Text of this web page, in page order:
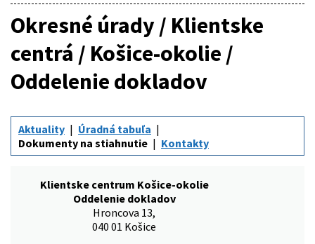
Okresné úrady / Klientske
centrá / Košice-okolie /
Oddelenie dokladov
Aktuality
Úradná tabuľa
Dokumenty na stiahnutie
Kontakty
Klientske centrum Košice-okolie
Oddelenie dokladov
Hroncova 13,
040 01 Košice